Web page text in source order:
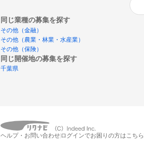
同じ業種の募集を探す
その他（金融）
その他（農業・林業・水産業）
その他（保険）
同じ開催地の募集を探す
千葉県
ヘルプ・お問い合わせ ログインでお困りの方はこちら